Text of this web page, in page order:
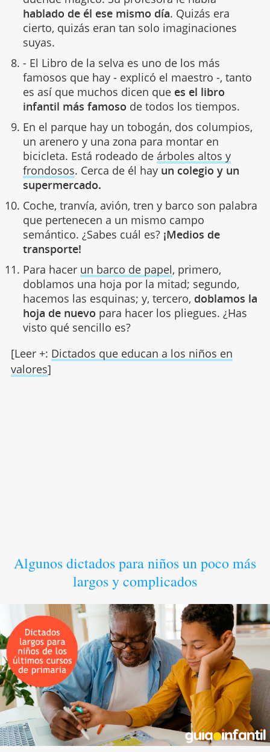
hablado de él ese mismo día. Quizás era
cierto, quizás eran tan solo imaginaciones
suyas.
- El Libro de la selva es uno de los más
famosos que hay - explicó el maestro -, tanto
es así que muchos dicen que es el libro
infantil más famoso de todos los tiempos.
En el parque hay un tobogán, dos columpios,
un arenero y una zona para montar en
bicicleta. Está rodeado de árboles altos y
frondosos. Cerca de él hay un colegio y un
supermercado.
Coche, tranvía, avión, tren y barco son palabra
que pertenecen a un mismo campo
semántico. ¿Sabes cuál es? ¡Medios de
transporte!
Para hacer un barco de papel, primero,
doblamos una hoja por la mitad; segundo,
hacemos las esquinas; y, tercero, doblamos la
hoja de nuevo para hacer los pliegues. ¿Has
visto qué sencillo es?
[Leer +: Dictados que educan a los niños en
valores]
Algunos dictados para niños un poco más
largos y complicados